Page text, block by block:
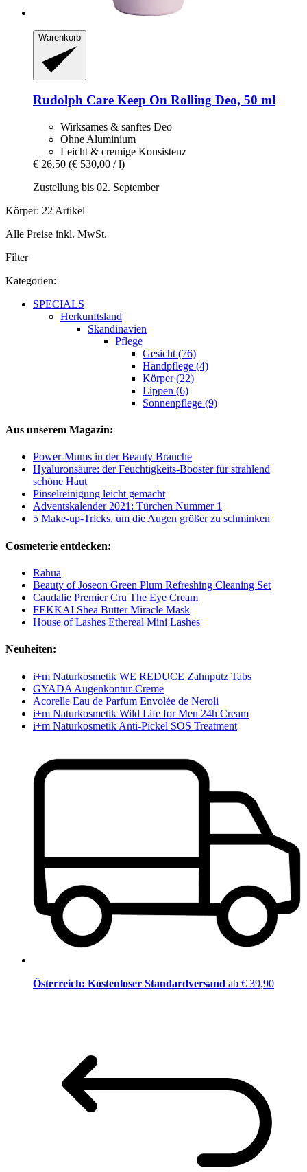
Warenkorb
Rudolph Care Keep On Rolling Deo, 50 ml
Wirksames & sanftes Deo
Ohne Aluminium
Leicht & cremige Konsistenz
€ 26,50 (€ 530,00 / l)
Zustellung bis 02. September
Körper: 22 Artikel
Alle Preise inkl. MwSt.
Filter
Kategorien:
SPECIALS
Herkunftsland
Skandinavien
Pflege
Gesicht (76)
Handpflege (4)
Körper (22)
Lippen (6)
Sonnenpflege (9)
Aus unserem Magazin:
Power-Mums in der Beauty Branche
Hyaluronsäure: der Feuchtigkeits-Booster für strahlend
schöne Haut
Pinselreinigung leicht gemacht
Adventskalender 2021: Türchen Nummer 1
5 Make-up-Tricks, um die Augen größer zu schminken
Cosmeterie entdecken:
Rahua
Beauty of Joseon Green Plum Refreshing Cleaning Set
Caudalie Premier Cru The Eye Cream
FEKKAI Shea Butter Miracle Mask
House of Lashes Ethereal Mini Lashes
Neuheiten:
i+m Naturkosmetik WE REDUCE Zahnputz Tabs
GYADA Augenkontur-Creme
Acorelle Eau de Parfum Envolée de Neroli
i+m Naturkosmetik Wild Life for Men 24h Cream
i+m Naturkosmetik Anti-Pickel SOS Treatment
Österreich: Kostenloser Standardversand ab € 39,90